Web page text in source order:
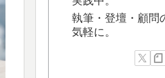
執筆・登壇・顧問
気軽に。